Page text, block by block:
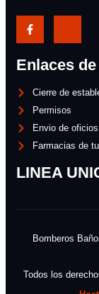
Enlaces
Cierre de
Permisos
Envio de oficios
Farmacias de
LINEA
Bomberos
Todos los